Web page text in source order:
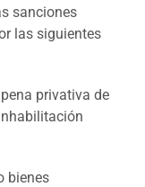
sanciones
las siguientes
privativa de
bienes